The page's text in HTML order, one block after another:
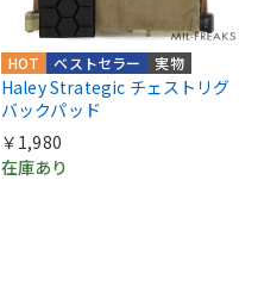
実物
ベストセラー
HOT
Haley Strategic チェストリグ
バックパッド
￥1,980
在庫あり